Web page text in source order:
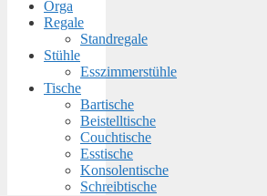
Orga
Regale
Standregale
Stühle
Esszimmerstühle
Tische
Bartische
Beistelltische
Couchtische
Esstische
Konsolentische
Schreibtische